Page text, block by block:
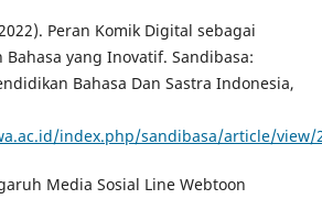
Peran Komik Digital sebagai
yang Inovatif. Sandibasa:
Bahasa Dan Sastra Indonesia,
index.php/sandibasa/article/
Media Sosial Line Webtoon